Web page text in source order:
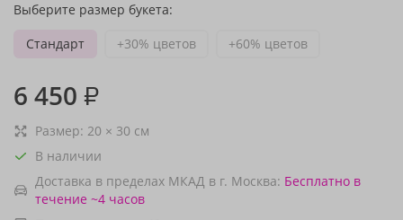
Выберите размер букета:
Стандарт
+30% цветов +60% цветов
6 450 ₽
Размер: 20 × 30 см
В наличии
Доставка в пределах МКАД в г. Москва: Бесплатно в
течение ~4 часов